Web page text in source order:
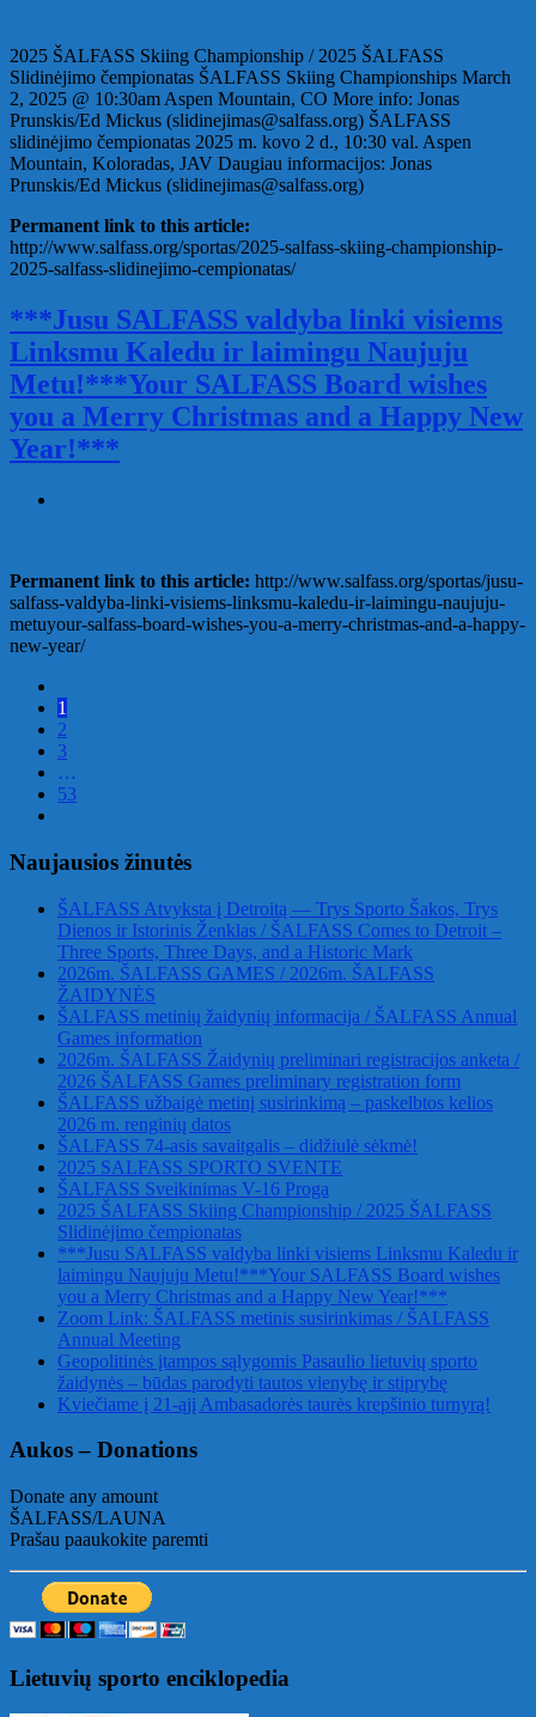
2025 ŠALFASS Skiing Championship / 2025 ŠALFASS
Slidinėjimo čempionatas ŠALFASS Skiing Championships March
2, 2025 @ 10:30am Aspen Mountain, CO More info: Jonas
Prunskis/Ed Mickus (slidinejimas@salfass.org) ŠALFASS
slidinėjimo čempionatas 2025 m. kovo 2 d., 10:30 val. Aspen
Mountain, Koloradas, JAV Daugiau informacijos: Jonas
Prunskis/Ed Mickus (slidinejimas@salfass.org)
Permanent link to this article:
http://www.salfass.org/sportas/2025-salfass-skiing-championship-
2025-salfass-slidinejimo-cempionatas/
***Jusu SALFASS valdyba linki visiems
Linksmu Kaledu ir laimingu Naujuju
Metu!***Your SALFASS Board wishes
you a Merry Christmas and a Happy New
Year!***
Permanent link to this article: http://www.salfass.org/sportas/jusu-
salfass-valdyba-linki-visiems-linksmu-kaledu-ir-laimingu-naujuju-
metuyour-salfass-board-wishes-you-a-merry-christmas-and-a-happy-
new-year/
1
2
3
…
53
Naujausios žinutės
ŠALFASS Atvyksta į Detroitą — Trys Sporto Šakos, Trys
Dienos ir Istorinis Ženklas / ŠALFASS Comes to Detroit –
Three Sports, Three Days, and a Historic Mark
2026m. ŠALFASS GAMES / 2026m. ŠALFASS
ŽAIDYNĖS
ŠALFASS metinių žaidynių informacija / ŠALFASS Annual
Games information
2026m. ŠALFASS Žaidynių preliminari registracijos anketa /
2026 ŠALFASS Games preliminary registration form
ŠALFASS užbaigė metinį susirinkimą – paskelbtos kelios
2026 m. renginių datos
ŠALFASS 74-asis savaitgalis – didžiulė sėkmė!
2025 SALFASS SPORTO SVENTE
ŠALFASS Sveikinimas V-16 Proga
2025 ŠALFASS Skiing Championship / 2025 ŠALFASS
Slidinėjimo čempionatas
***Jusu SALFASS valdyba linki visiems Linksmu Kaledu ir
laimingu Naujuju Metu!***Your SALFASS Board wishes
you a Merry Christmas and a Happy New Year!***
Zoom Link: ŠALFASS metinis susirinkimas / ŠALFASS
Annual Meeting
Geopolitinės įtampos sąlygomis Pasaulio lietuvių sporto
žaidynės – būdas parodyti tautos vienybę ir stiprybę
Kviečiame į 21-ąjį Ambasadorės taurės krepšinio turnyrą!
Aukos – Donations
Donate any amount
ŠALFASS/LAUNA
Prašau paaukokite paremti
Lietuvių sporto enciklopedia